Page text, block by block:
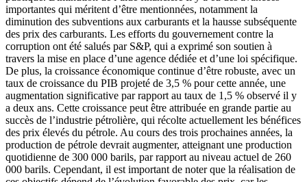
importantes qui méritent d’être mentionnées, notamment la
diminution des subventions aux carburants et la hausse subséquente
des prix des carburants. Les efforts du gouvernement contre la
corruption ont été salués par S&P, qui a exprimé son soutien à
travers la mise en place d’une agence dédiée et d’une loi spécifique.
De plus, la croissance économique continue d’être robuste, avec un
taux de croissance du PIB projeté de 3,5 % pour cette année, une
augmentation significative par rapport au taux de 1,5 % observé il y
a deux ans. Cette croissance peut être attribuée en grande partie au
succès de l’industrie pétrolière, qui récolte actuellement les bénéfices
des prix élevés du pétrole. Au cours des trois prochaines années, la
production de pétrole devrait augmenter, atteignant une production
quotidienne de 300 000 barils, par rapport au niveau actuel de 260
000 barils. Cependant, il est important de noter que la réalisation de